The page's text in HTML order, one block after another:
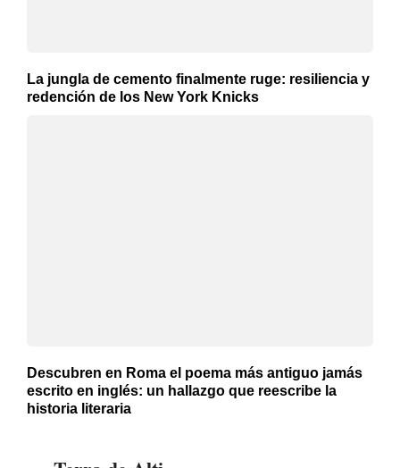
La jungla de cemento finalmente ruge: resiliencia y
redención de los New York Knicks
Descubren en Roma el poema más antiguo jamás
escrito en inglés: un hallazgo que reescribe la
historia literaria